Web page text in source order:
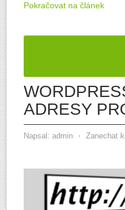
Pokračovat na článek
ADRESY
Napsal: admin ⋅ Zanechat